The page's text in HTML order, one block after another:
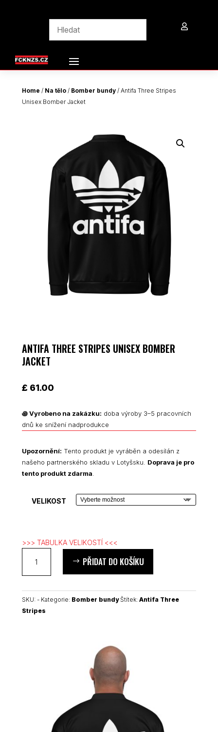

Home / Na tělo/ Bomber bundy/ Antifa Three Stripes
Unisex Bomber Jacket
ANTIFA THREE STRIPES UNISEX BOMBER
JACKET
£ 61.00
꩜Vyrobeno na zakázku: doba výroby 3–5 pracovních
dnů ke snížení nadprodukce
Upozornění: Tento produkt je vyráběn a odesílán z
našeho partnerského skladu v Lotyšsku. Doprava je pro
tento produkt zdarma
VELIKOST
>>> TABULKA VELIKOSTÍ <<<
Three
Stripes
Bomber
Jacket
PŘIDAT DO KOŠÍKU
SKU: - Kategorie: Bomber bundy Štítek: Antifa Three
Stripes